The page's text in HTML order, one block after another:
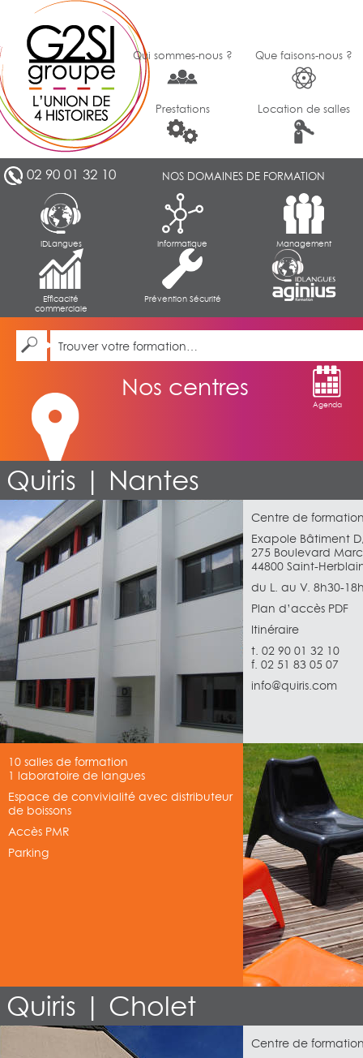
Qui sommes-nous ? Que faisons-nous ?
Prestations Location de salles
02 90 01 32 10 NOS DOMAINES DE FORMATION
IDLangues Informatique Management
Efficacité
commerciale
Prévention Sécurité
Nos centres
Agenda
Quiris | Nantes
Centre de
Exapole Bâtiment
275 Boulevard
44800 Saint-
du L. au V. 8h30-
Plan d’accès PDF
Itinéraire
t. 02 90 01 32 10
f. 02 51 83 05 07
info@quiris.com
10 salles de formation
1 laboratoire de langues
Espace de convivialité avec distributeur
de boissons
Accès PMR
Parking
Quiris | Cholet
Centre de